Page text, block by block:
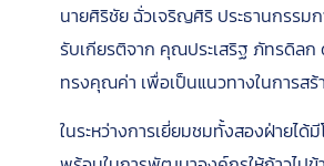
นายศิริชัย ฉั่วเจริญศิริ ประธานกรรม
รับเกียรติจาก คุณประเสริฐ ภัทรดิล
ทรงคุณค่า เพื่อเป็นแนวทางในการส
ในระหว่างการเยี่ยมชมทั้งสองฝ่ายไ